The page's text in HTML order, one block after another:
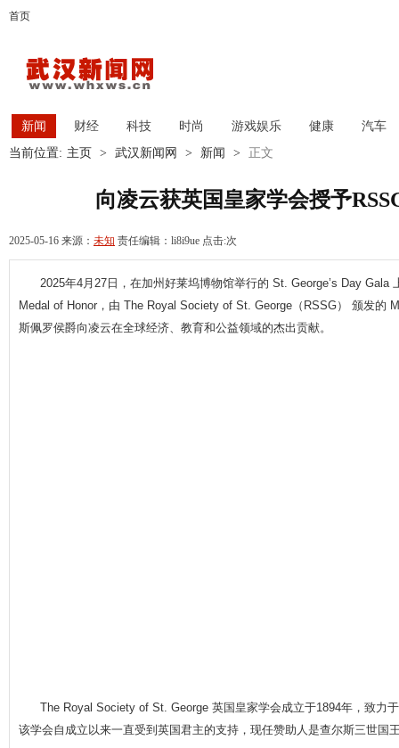
首页
新闻 财经 科技 时尚 游戏娱乐 健康
汽车
当前位置: 主页 > 武汉新闻网 > 新闻 > 正文
向凌云获英国皇家学会授予
2025-05-16 来源： 未知 责任编辑：li8i9ue 点击:次
2025年4月27日，在加州好莱坞博物馆举行的 St. George’s Day Gala
Medal of Honor，由 The Royal Society of St. George（RSSG） 颁发的
斯佩罗侯爵向凌云在全球经济、教育和公益领域的杰出贡献。
The Royal Society of St. George 英国皇家学会成立于1894年，致力
该学会自成立以来一直受到英国君主的支持，现任赞助人是查尔斯三世国